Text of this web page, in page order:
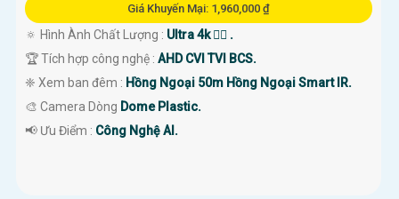
Giá Khuyến Mại: 1,960,000 ₫
🔅 Hình Ành Chất Lượng : Ultra 4k 👍🏾 .
🏆 Tích hợp công nghệ : AHD CVI TVI BCS.
❈ Xem ban đêm : Hồng Ngoại 50m Hồng Ngoại Smart IR.
🎨 Camera Dòng Dome Plastic.
️📢 Ưu Điểm : Công Nghệ AI.